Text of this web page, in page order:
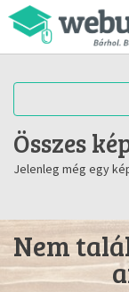
Összes
Jelenleg még egy
Nem